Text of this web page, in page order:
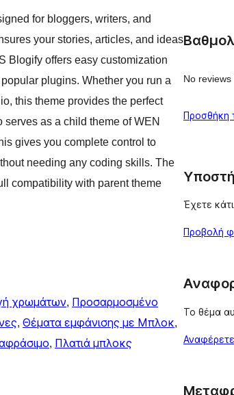
for bloggers, writers, and
your stories, articles, and ideas
Blogify offers easy customization
plugins. Whether you run a
this theme provides the perfect
as a child theme of WEN
gives you complete control to
needing any coding skills. The
compatibility with parent theme
χρωμάτων, Προσαρμοσμένο
, Θέματα εμφάνισης με Μπλοκ
, Πλατιά μπλοκς
No reviews
Προσθήκη
Έχετε
Προβολή
Το θέμα